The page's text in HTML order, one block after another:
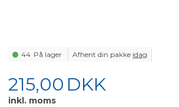
44 På lager Afhent din pakke idag
215,00 DKK
inkl. moms